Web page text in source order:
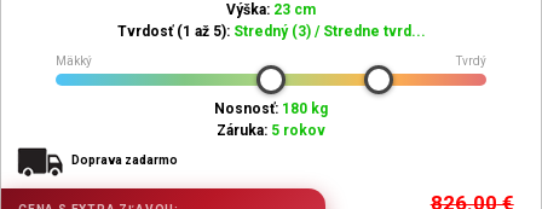
Výška: 23 cm
Tvrdosť (1 až 5): Stredný (3) / Stredne tvrd...
Mäkký Tvrdý
Nosnosť: 180 kg
Záruka: 5 rokov
Doprava zadarmo
826.00€